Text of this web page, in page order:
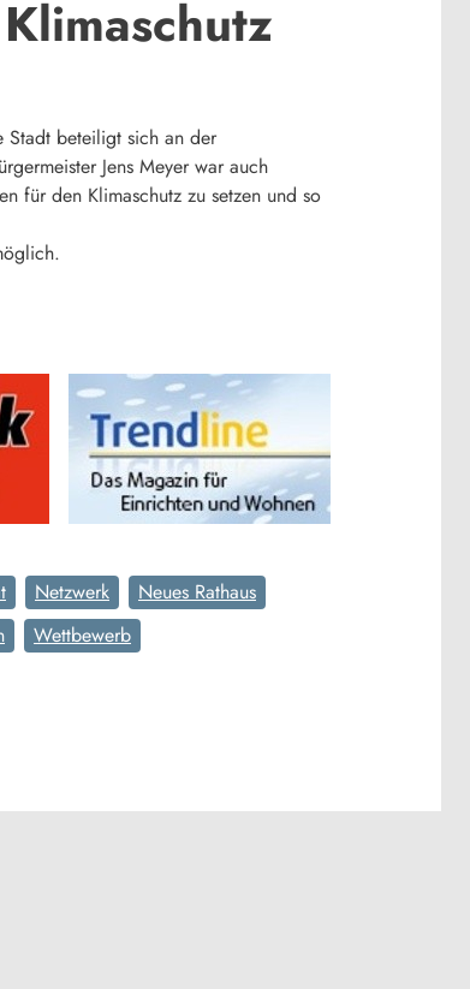
beteiligt sich an der
Jens Meyer war auch
für den Klimaschutz zu setzen und so
Netzwerk
Neues Rathaus
Wettbewerb